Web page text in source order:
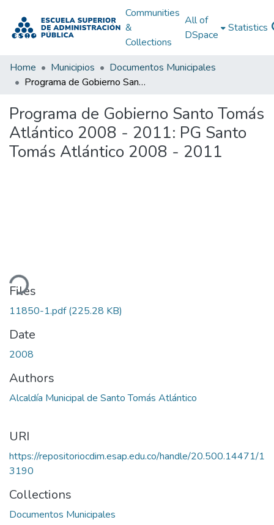
Communities
&
Collections
All of
DSpace
Statistics
Home Municipios
Documentos Municipales
Programa de Gobierno Santo Tomás Atlántico 2008 - 2011: PG Santo Tomás Atlántico 2008 - 2011
Programa de Gobierno Santo Tomás
Atlántico 2008 - 2011: PG Santo
Tomás Atlántico 2008 - 2011
Files
11850-1.pdf(225.28 KB)
Date
2008
Authors
Alcaldía Municipal de Santo Tomás Atlántico
URI
https://repositoriocdim.esap.edu.co/handle/20.500.14471/1
3190
Collections
Documentos Municipales